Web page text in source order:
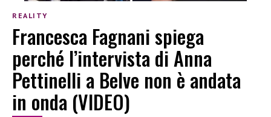
REALITY
Francesca Fagnani spiega
perché l’intervista di Anna
Pettinelli a Belve non è andata
in onda (VIDEO)